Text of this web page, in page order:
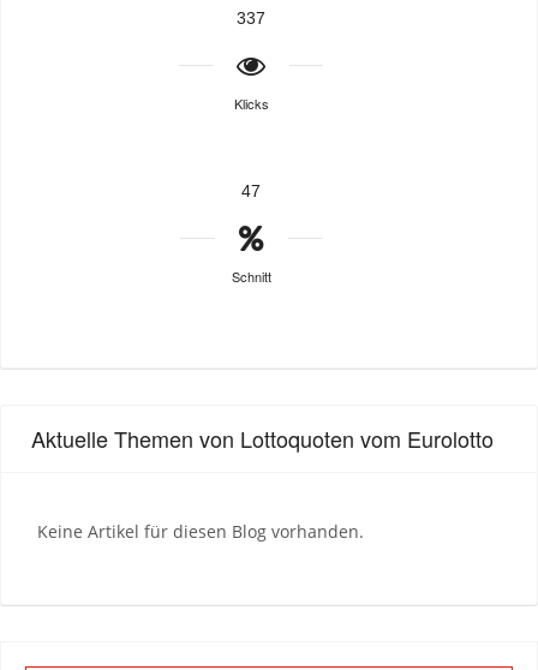
337
Klicks
47
Schnitt
Aktuelle Themen von Lottoquoten vom Eurolotto
Keine Artikel für diesen Blog vorhanden.